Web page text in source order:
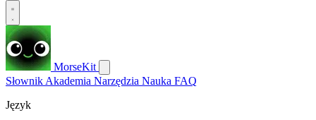
MorseKit
Słownik Akademia Narzędzia Nauka FAQ
Język